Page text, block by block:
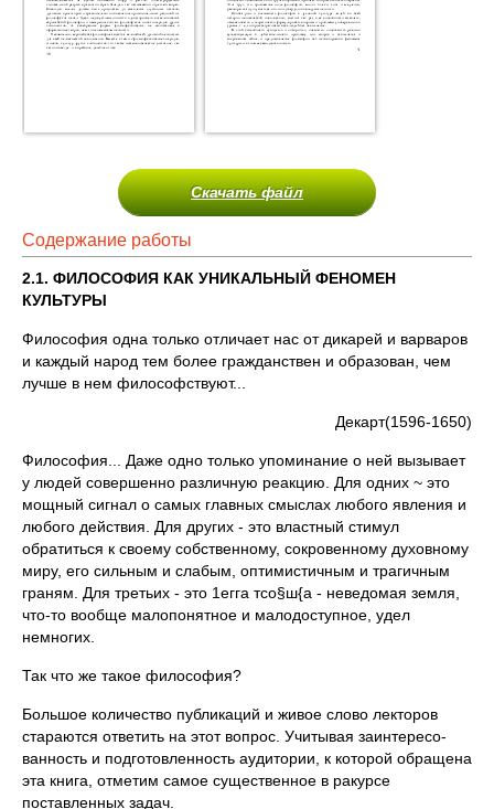
Скачать файл
Содержание работы
2.1. ФИЛОСОФИЯ КАК УНИКАЛЬНЫЙ ФЕНОМЕН
КУЛЬТУРЫ
Философия одна только отличает нас от дикарей и варваров
и каждый на­род тем более гражданствен и обра­зован, чем
лучше в нем философству­ют...
Декарт(1596-1650)
Философия... Даже одно только упоминание о ней вызы­вает
у людей совершенно различную реакцию. Для одних ~ это
мощный сигнал о самых главных смыслах любого явления и
любого действия. Для других - это властный стимул
обратить­ся к своему собственному, сокровенному духовному
миру, его сильным и слабым, оптимистичным и трагичным
граням. Для третьих - это 1егга тсо§ш{а - неведомая земля,
что-то вообще малопонятное и малодоступное, удел
немногих.
Так что же такое философия?
Большое количество публикаций и живое слово лекторов
стараются ответить на этот вопрос. Учитывая заинтересо­
ванность и подготовленность аудитории, к которой обращена
эта книга, отметим самое существенное в ракурсе
поставлен­ных задач.